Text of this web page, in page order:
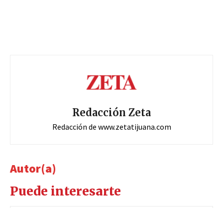
Redacción Zeta
Redacción de www.zetatijuana.com
Autor(a)
Puede interesarte